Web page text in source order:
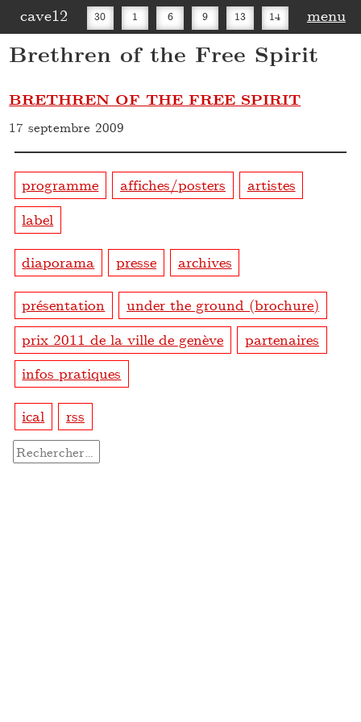
cave12 30 1 6 9 13 14
20 27 30
menu
Brethren of the Free Spirit
BRETHREN OF THE FREE SPIRIT
17 septembre 2009
programme affiches/posters
artistes
label
diaporama presse archives
présentation
under the ground (brochure)
prix 2011 de la ville de genève
partenaires
infos pratiques
ical rss
Rechercher :